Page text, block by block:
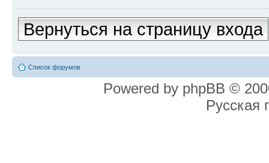
Вернуться на страницу входа
Список форумов
Powered by phpBB ©
Русская